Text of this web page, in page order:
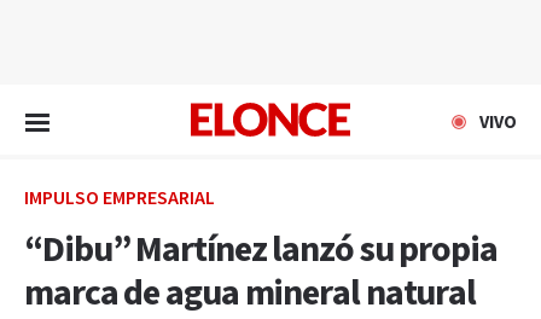
VIVO
IMPULSO EMPRESARIAL
“Dibu” Martínez lanzó su propia
marca de agua mineral natural